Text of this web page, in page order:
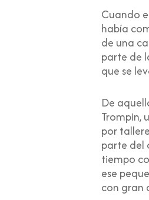
Cuando
había
de una
parte de
que se
De
Trompin,
por
parte del
tiempo
ese
con gran